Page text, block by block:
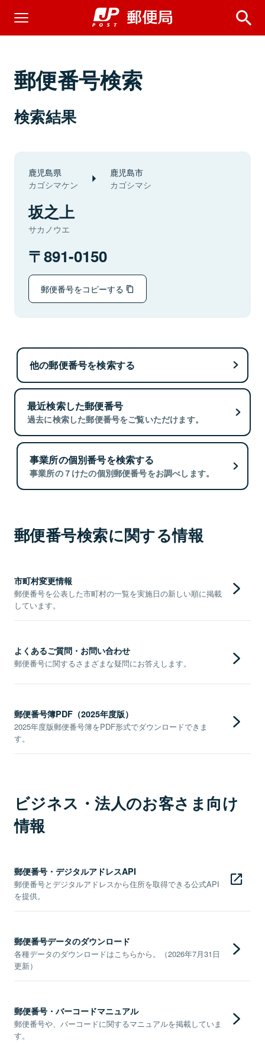
郵便番号検索
検索結果
鹿児島県
カゴシマケン
鹿児島市
カゴシマシ
坂之上
サカノウエ
891-0150
郵便番号をコピーする
他の郵便番号を検索する
最近検索した郵便番号
過去に検索した郵便番号をご覧いただけます。
事業所の個別番号を検索する
事業所の７けたの個別郵便番号をお調べします。
郵便番号検索に関する情報
市町村変更情報
郵便番号を公表した市町村の一覧を実施日の新しい順に掲載
しています。
よくあるご質問・お問い合わせ
郵便番号に関するさまざまな疑問にお答えします。
郵便番号簿PDF（2025年度版）
2025年度版郵便番号簿をPDF形式でダウンロードできま
す。
ビジネス・法人のお客さま向け
情報
郵便番号・デジタルアドレスAPI
郵便番号とデジタルアドレスから住所を取得できる公式API
を提供。
郵便番号データのダウンロード
各種データのダウンロードはこちらから。（2026年7月31日
更新）
郵便番号・バーコードマニュアル
郵便番号や、バーコードに関するマニュアルを掲載していま
す。